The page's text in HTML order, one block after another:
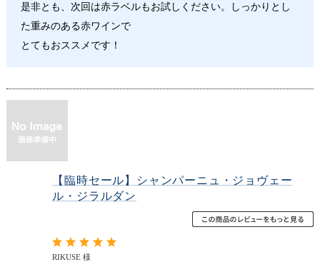
是非とも、次回は赤ラベルもお試しください。しっかりとし
た重みのある赤ワインで
とてもおススメです！
【臨時セール】シャンパーニュ・ジョヴェー
ル・ジラルダン
RIKUSE 様